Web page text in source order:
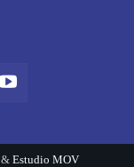
& Estudio MOV